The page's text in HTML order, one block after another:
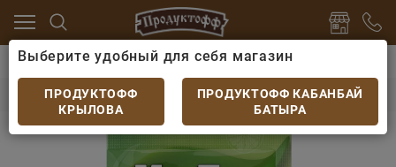
какао Чай, кофе порционный
MacТеа 3 в 1
MacТеа 3 в 1 Лимон
Выберите удобный для себя магазин
ПРОДУКТОФФ
КРЫЛОВА
ПРОДУКТОФФ КАБАНБАЙ
БАТЫРА